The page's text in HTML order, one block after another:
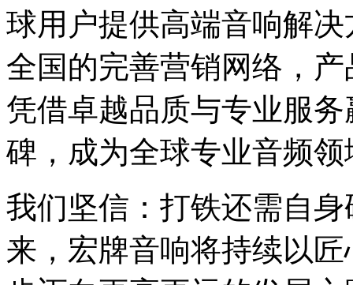
球用户提供高端音响解
全国的完善营销网络，
凭借卓越品质与专业服
碑，成为全球专业音频
我们坚信：打铁还需自
来，宏牌音响将持续以